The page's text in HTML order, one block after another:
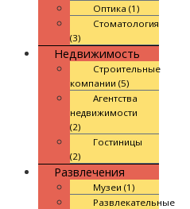
Оптика (1)
Стоматология
(3)
Недвижимость
Строительные
компании (5)
Агентства
недвижимости
(2)
Гостиницы
(2)
Развлечения
Музеи (1)
Развлекательные